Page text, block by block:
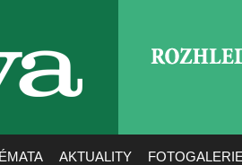
AKTUALITY